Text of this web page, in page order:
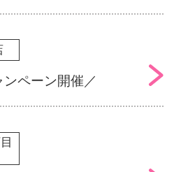
ペーン開催／